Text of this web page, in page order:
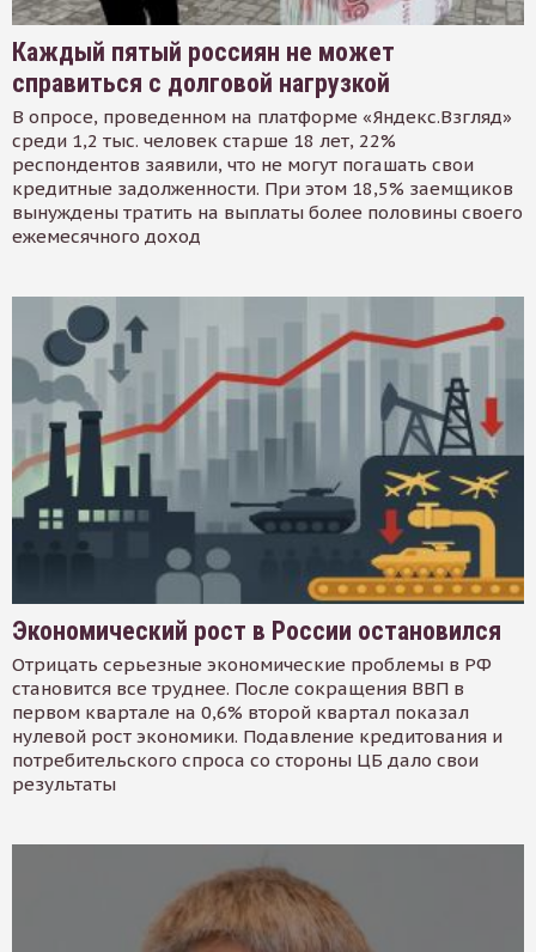
Каждый пятый россиян не может
справиться с долговой нагрузкой
В опросе, проведенном на платформе «Яндекс.Взгляд»
среди 1,2 тыс. человек старше 18 лет, 22%
респондентов заявили, что не могут погашать свои
кредитные задолженности. При этом 18,5% заемщиков
вынуждены тратить на выплаты более половины своего
ежемесячного доход
Экономический рост в России остановился
Отрицать серьезные экономические проблемы в РФ
становится все труднее. После сокращения ВВП в
первом квартале на 0,6% второй квартал показал
нулевой рост экономики. Подавление кредитования и
потребительского спроса со стороны ЦБ дало свои
результаты